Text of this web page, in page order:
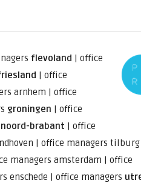
flevoland | office
| office
arnhem | office
groningen | office
noord-brabant | office
| office managers tilburg
managers amsterdam | office
enschede | office managers